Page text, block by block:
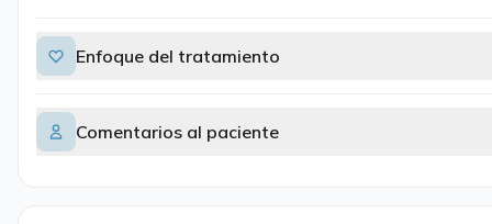
Enfoque del tratamiento
Comentarios al paciente